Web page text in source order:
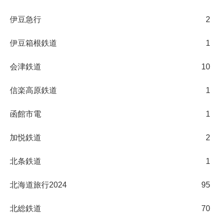
伊豆急行 2
伊豆箱根鉄道 1
会津鉄道 10
信楽高原鉄道 1
函館市電 1
加悦鉄道 2
北条鉄道 1
北海道旅行2024 95
北総鉄道 70